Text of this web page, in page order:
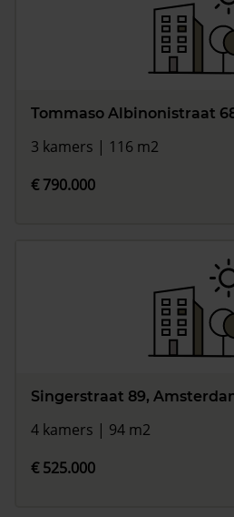
Tommaso Albinonistraat
3 kamers | 116 m2
€ 790.000
Singerstraat 89,
4 kamers | 94 m2
€ 525.000